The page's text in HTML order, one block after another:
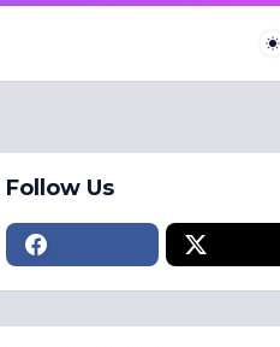
Follow Us